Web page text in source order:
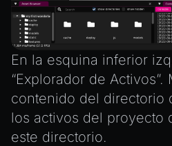
En la esquina inferior
“Explorador de Activos”.
contenido del directorio
los activos del proyecto
este directorio.
UTILS
BitSet
CBORReader
DefaultPropertyCloner
Emitter
GLTFExtensions